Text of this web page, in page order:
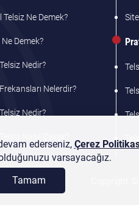
Ne Demek?
Demek?
Nedir?
Nelerdir?
Nedir?
Copyright
ederseniz, Çerez
varsayacağız.
Tamam